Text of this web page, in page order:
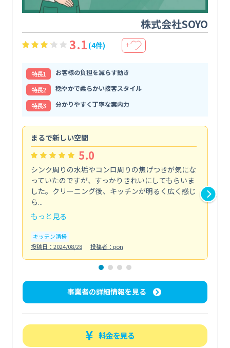
株式会社SOYO
3.1 (4件) ＋
特⻑1
お客様の負担を減らす動き
特⻑2
穏やかで柔らかい接客スタイル
特⻑3
分かりやすく丁寧な案内力
まるで新しい空間
5.0
シンク周りの水垢やコンロ周りの焦げつきが気にな
っていたのですが、すっかりきれいにしてもらいま
した。クリーニング後、キッチンが明るく広く感じ
ら...
もっと見る
キッチン清掃
投稿日：2024/08/28
投稿者：pon
事業者の詳細情報を見る
料金を見る